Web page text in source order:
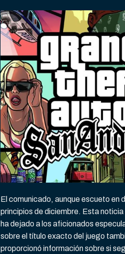
El comunicado, aunque escueto en
principios de diciembre. Esta
ha dejado a los aficionados
sobre el título exacto del juego
proporcionó información sobre si